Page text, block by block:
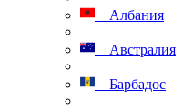
Албания
Австралия
Барбадос